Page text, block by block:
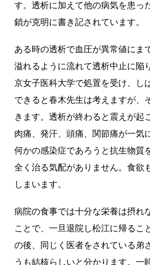
す。透析に加えて他の病気を患っ
鎖が克明に書き記されています。
ある時の透析で血圧が異常値にま
溢れるように流れて透析中止に陥
京女子医科大学で処置を受け、し
できると春木先生は考えますが、
きます。透析が終わると震えが起
肉痛、発汗、頭痛、関節痛が一気
何かの感染症であろうと抗生物質
全く治る気配がありません。食欲
しまいます。
病院の食事では十分な栄養は摂れ
ことで、一旦退院し松江に帰るこ
の後、同じく医者をされている弟
うも結核らしいと分かります。一